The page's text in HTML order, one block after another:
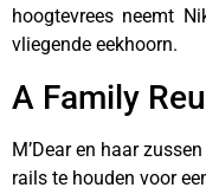
hoogtevrees neemt
vliegende eekhoorn.
A Family
M’Dear en haar
rails te houden voor